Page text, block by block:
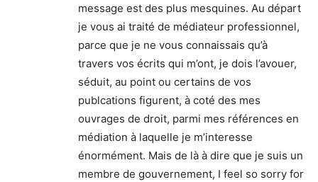
message est des plus mesquines. Au départ
je vous ai traité de médiateur professionnel,
parce que je ne vous connaissais qu’à
travers vos écrits qui m’ont, je dois l’avouer,
séduit, au point ou certains de vos
publcations figurent, à coté des mes
ouvrages de droit, parmi mes références en
médiation à laquelle je m’interesse
énormément. Mais de là à dire que je suis un
membre de gouvernement, I feel so sorry for